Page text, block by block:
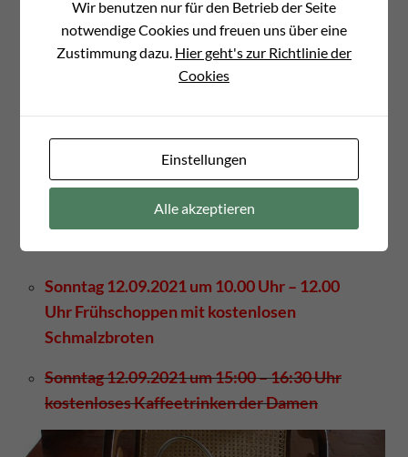
Unsere neue Wirtin wird uns wie gewohnt
mit Bratwürstchen und einigen Leckereien
Wir lassen uns überraschen!
Sonntag 12.09.2021 um 10.00 Uhr – 12.00
Uhr Frühschoppen mitkostenlosen
Schmalzbroten
Sonntag 12.09.2021 um 15:00 – 16:30 Uhr
kostenloses Kaffeetrinken der Damen
Wir benutzen nur für den Betrieb der Seite
notwendige Cookies und freuen uns über eine
Zustimmung dazu. Hier geht's zur Richtlinie der
Cookies
Einstellungen
Alle akzeptieren